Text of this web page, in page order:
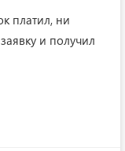
платил, ни
и получил